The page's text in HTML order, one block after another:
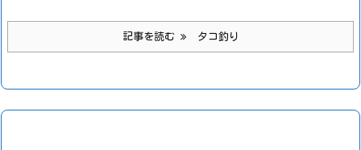
記事を読む タコ釣り